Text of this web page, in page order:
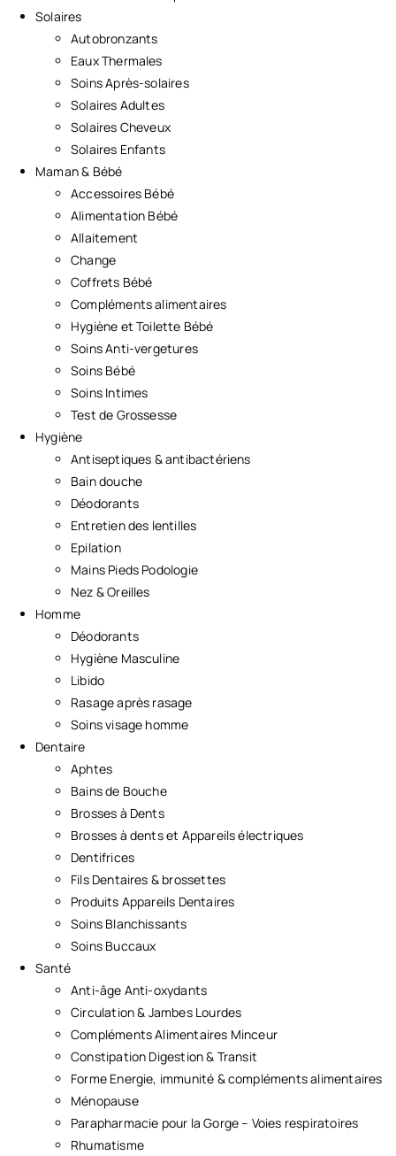
Solaires
Autobronzants
Eaux Thermales
Soins Après-solaires
Solaires Adultes
Solaires Cheveux
Solaires Enfants
Maman & Bébé
Accessoires Bébé
Alimentation Bébé
Allaitement
Change
Coffrets Bébé
Compléments alimentaires
Hygiène et Toilette Bébé
Soins Anti-vergetures
Soins Bébé
Soins Intimes
Test de Grossesse
Hygiène
Antiseptiques & antibactériens
Bain douche
Déodorants
Entretien des lentilles
Epilation
Mains Pieds Podologie
Nez & Oreilles
Homme
Déodorants
Hygiène Masculine
Libido
Rasage après rasage
Soins visage homme
Dentaire
Aphtes
Bains de Bouche
Brosses à Dents
Brosses à dents et Appareils électriques
Dentifrices
Fils Dentaires & brossettes
Produits Appareils Dentaires
Soins Blanchissants
Soins Buccaux
Santé
Anti-âge Anti-oxydants
Circulation & Jambes Lourdes
Compléments Alimentaires Minceur
Constipation Digestion & Transit
Forme Energie, immunité & compléments alimentaires
Ménopause
Parapharmacie pour la Gorge – Voies respiratoires
Rhumatisme